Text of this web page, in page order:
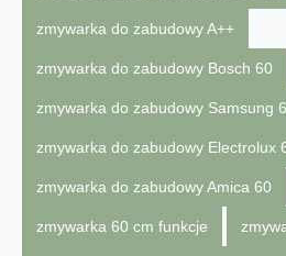
zmywarka do zabudowy A++
zmywarka do zabudowy Bosch 60
zmywarka do zabudowy Samsung
zmywarka do zabudowy Electrolux
zmywarka do zabudowy Amica 60
zmywarka 60 cm funkcje